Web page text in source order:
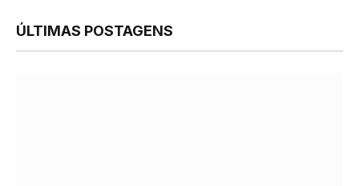
ÚLTIMAS POSTAGENS